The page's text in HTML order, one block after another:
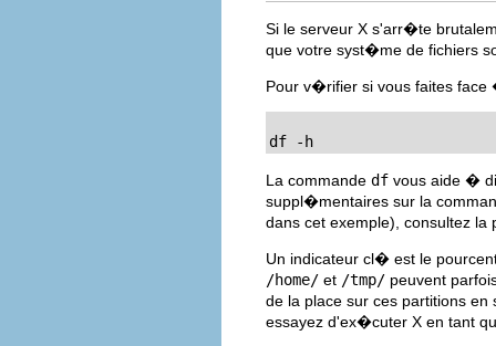
Si le serveur X s'arr�te
que votre syst�me de fichiers
Pour v�rifier si vous faites
df -h
La commande df vous aide �
suppl�mentaires sur la
dans cet exemple), consultez
Un indicateur cl� est le
/home/ et /tmp/ peuvent
de la place sur ces partitions
essayez d'ex�cuter X en tant